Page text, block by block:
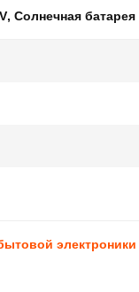
, Солнечная батарея
электроники